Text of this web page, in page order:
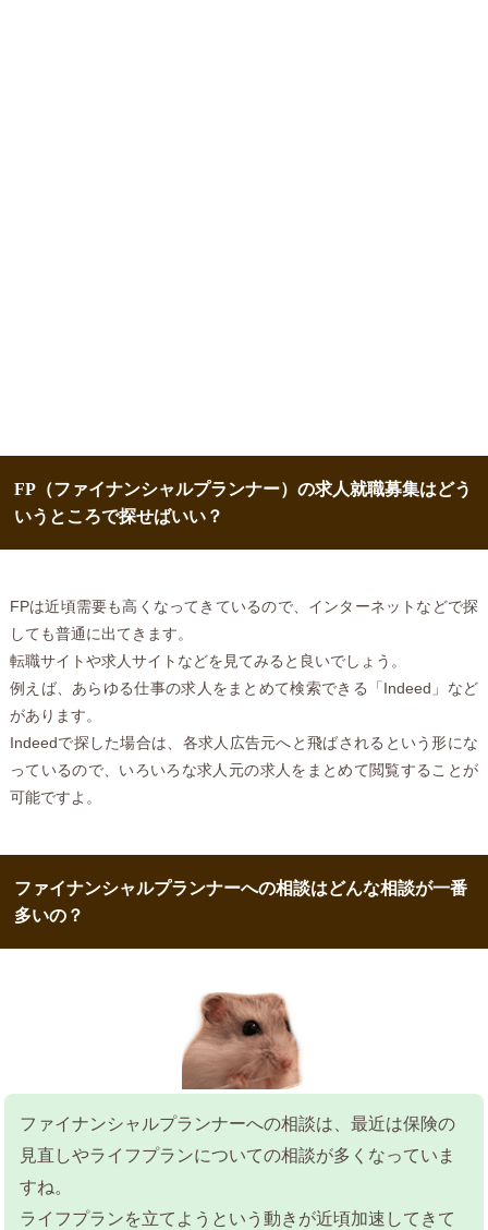
FP（ファイナンシャルプランナー）の求人就職募集はどう
いうところで探せばいい？
FPは近頃需要も高くなってきているので、インターネットなどで探
しても普通に出てきます。
転職サイトや求人サイトなどを見てみると良いでしょう。
例えば、あらゆる仕事の求人をまとめて検索できる「Indeed」など
があります。
Indeedで探した場合は、各求人広告元へと飛ばされるという形にな
っているので、いろいろな求人元の求人をまとめて閲覧することが
可能ですよ。
ファイナンシャルプランナーへの相談はどんな相談が一番
多いの？
ファイナンシャルプランナーへの相談は、最近は保険の
見直しやライフプランについての相談が多くなっていま
すね。
ライフプランを立てようという動きが近頃加速してきて